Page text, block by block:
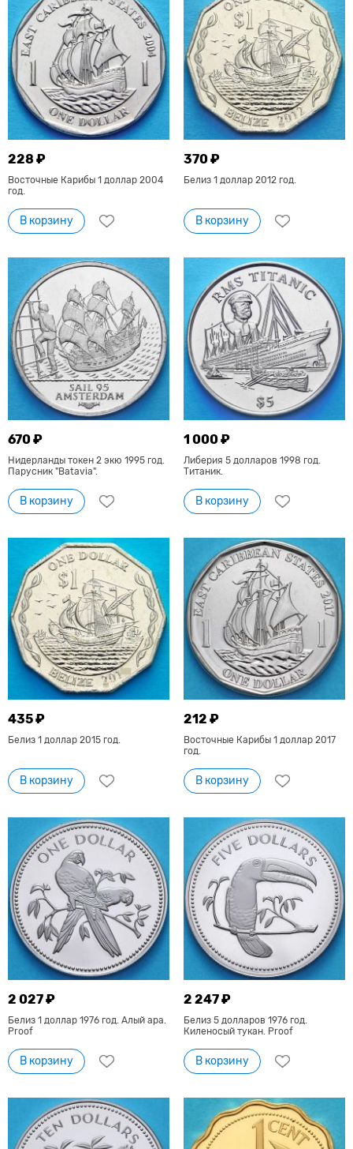
228 ₽
Восточные Карибы 1 доллар 2004
год.
В корзину
370 ₽
Белиз 1 доллар 2012 год.
В корзину
670 ₽
Нидерланды токен 2 экю 1995 год.
Парусник "Batavia".
В корзину
1 000 ₽
Либерия 5 долларов 1998 год.
Титаник.
В корзину
435 ₽
Белиз 1 доллар 2015 год.
В корзину
212 ₽
Восточные Карибы 1 доллар 2017
год.
В корзину
2 027 ₽
Белиз 1 доллар 1976 год. Алый ара.
Proof
В корзину
2 247 ₽
Белиз 5 долларов 1976 год.
Киленосый тукан. Proof
В корзину